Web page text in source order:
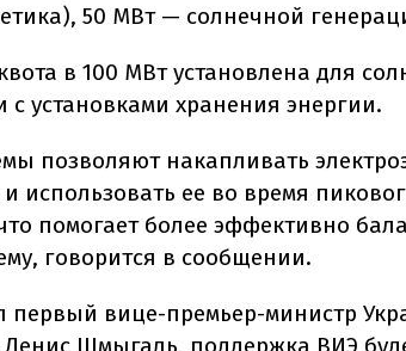
50 МВт — солнечной
в 100 МВт установлена для
с установками хранения энергии.
позволяют накапливать
использовать ее во время
помогает более эффективно
говорится в сообщении.
первый вице-премьер-министр
Денис Шмыгаль, поддержка ВИЭ